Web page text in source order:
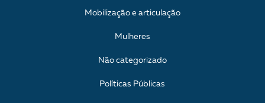
Mobilização e articulação
Mulheres
Não categorizado
Políticas Públicas